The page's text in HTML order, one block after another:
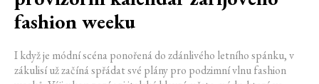
fashion weeku
I když je módní scéna ponořená do zdánlivého letního spánku, v
zákulisí už začíná spřádat své plány pro podzimní vlnu fashion